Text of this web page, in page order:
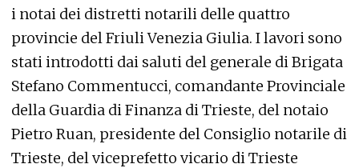
i notai dei distretti notarili delle quattro
provincie del Friuli Venezia Giulia. I lavori sono
stati introdotti dai saluti del generale di Brigata
Stefano Commentucci, comandante Provinciale
della Guardia di Finanza di Trieste, del notaio
Pietro Ruan, presidente del Consiglio notarile di
Trieste, del viceprefetto vicario di Trieste